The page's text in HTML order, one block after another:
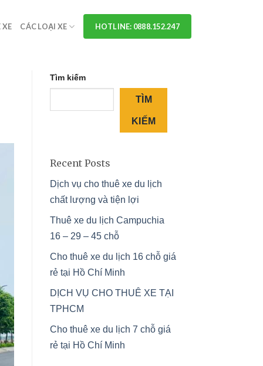
XE CÁC LOẠI XE HOTLINE: 0888.152.247
Tìm kiếm
TÌM
KIẾM
Recent Posts
Dịch vụ cho thuê xe du lịch
chất lượng và tiện lợi
Thuê xe du lịch Campuchia
16 – 29 – 45 chỗ
Cho thuê xe du lịch 16 chỗ giá
rẻ tại Hồ Chí Minh
DỊCH VỤ CHO THUÊ XE TẠI
TPHCM
Cho thuê xe du lịch 7 chỗ giá
rẻ tại Hồ Chí Minh